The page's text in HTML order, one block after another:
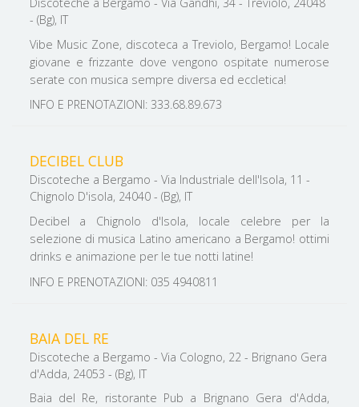
- (Bg), IT
Vibe Music Zone, discoteca a Treviolo, Bergamo! Locale
giovane e frizzante dove vengono ospitate numerose
serate con musica sempre diversa ed eccletica!
INFO E PRENOTAZIONI: 333.68.89.673
DECIBEL CLUB
Discoteche a Bergamo - Via Industriale dell'Isola, 11 -
Chignolo D'isola, 24040 - (Bg), IT
Decibel a Chignolo d'Isola, locale celebre per la
selezione di musica Latino americano a Bergamo! ottimi
drinks e animazione per le tue notti latine!
INFO E PRENOTAZIONI: 035 4940811
BAIA DEL RE
Discoteche a Bergamo - Via Cologno, 22 - Brignano Gera
d'Adda, 24053 - (Bg), IT
Baia del Re, ristorante Pub a Brignano Gera d'Adda,